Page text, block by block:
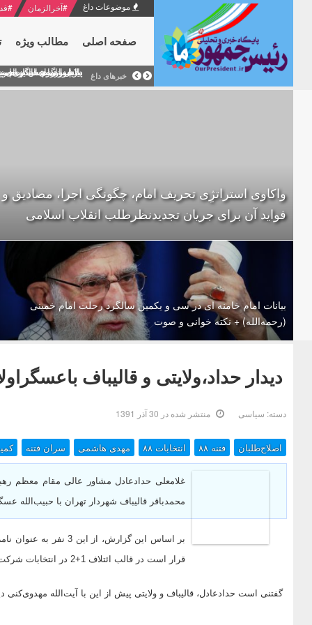
موضوعات داغ #آخرالزمان #
صفحه اصلی مطالب ویژه
خبرهای داغ منشور گفتمان امام و انقلاب - 7 /بخش دوم : شرح پیام ۱۰ خرداد ۱۳۶۹ امام خامنه
بازخوانی افشاگری
دلایل اهمیت
بیانات امام خامنه
پیام نوروزی امام
واکاوی استراتژِی تحریف امام، چگونگی اجرا، مصادیق و
فواید آن برای جریان تجدیدنظرطلب انقلاب اسلامی
بیانات امام خامنه ای در سی و یکمین سالگرد رحلت امام خمینی
(رحمه‌الله) + نکته خوانی و صوت
دیدار حداد،ولایتی و قالیباف
دسته: سیاسی منتشر شده در 30 آذر 1391
اصلاح‌طلبان فتنه ۸۸ انتخابات ۸۸ مهدی هاشمی سران فتنه
غلامعلی حدادعادل مشاور عالی مقام معظم
محمدباقر قالیباف شهردار تهران با حبیب‌الله
بر اساس این گزارش،
قرار است در قالب ائتلاف 1+2 در انتخابات شرکت کنند.
گفتنی است حدادعادل، قالیباف و ولایتی پیش از این با آیت‌الله مهدوی‌‌کنی